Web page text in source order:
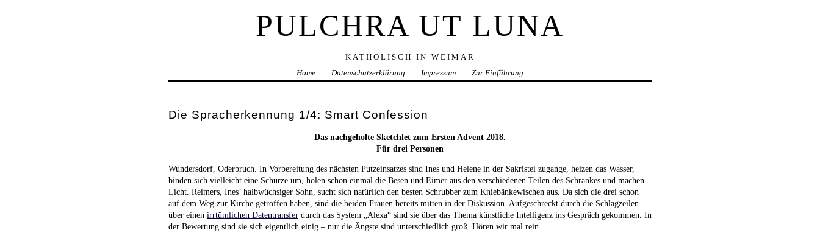
PULCHRA UT LUNA
KATHOLISCH IN WEIMAR
Home
Datenschutzerklärung Impressum Zur Einführung
Die Spracherkennung 1/4: Smart Confession
Das nachgeholte Sketchlet zum Ersten Advent 2018.
Für drei Personen
Wundersdorf, Oderbruch. In Vorbereitung des nächsten Putzeinsatzes sind Ines und Helene in der Sakristei zugange, heizen das Wasser,
binden sich vielleicht eine Schürze um, holen schon einmal die Besen und Eimer aus den verschiedenen Teilen des Schrankes und machen
Licht. Reimers, Ines’ halbwüchsiger Sohn, sucht sich natürlich den besten Schrubber zum Kniebänkewischen aus. Da sich die drei schon
auf dem Weg zur Kirche getroffen haben, sind die beiden Frauen bereits mitten in der Diskussion. Aufgeschreckt durch die Schlagzeilen
über einen irrtümlichen Datentransfer durch das System „Alexa“ sind sie über das Thema künstliche Intelligenz ins Gespräch gekommen. In
der Bewertung sind sie sich eigentlich einig – nur die Ängste sind unterschiedlich groß. Hören wir mal rein.